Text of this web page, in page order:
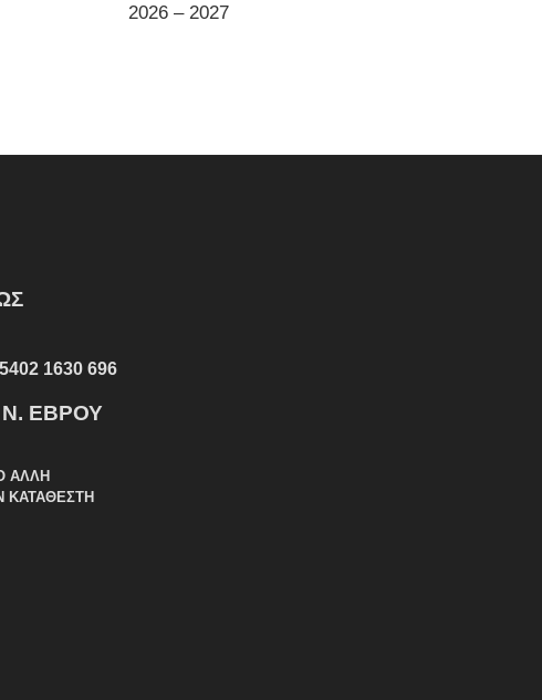
2026 – 2027
1630 696
ΕΒΡΟΥ
ΑΛΛΗ
ΚΑΤΑΘΕΣΤΗ